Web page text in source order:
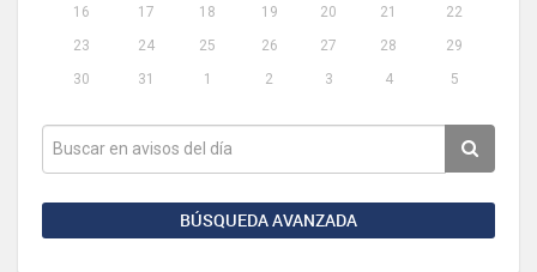
16
17 18 19 20 21
22
23
24 25 26 27 28
29
30
31 1 2 3 4 5
BÚSQUEDA AVANZADA